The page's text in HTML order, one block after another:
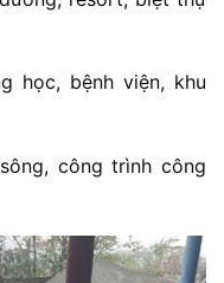
học, bệnhviện, khu
sông, côngtrình công